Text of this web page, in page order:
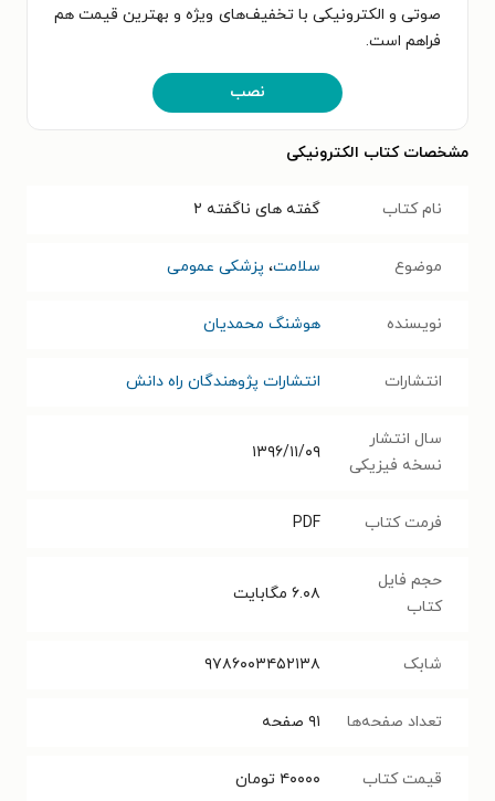
صوتی و الکترونیکی با تخفیف‌های ویژه و بهترین قیمت هم
فراهم است.
نصب
مشخصات کتاب الکترونیکی
نام کتاب گفته های ناگفته ۲
موضوع سلامت، پزشکی عمومی
نویسنده هوشنگ محمدیان
انتشارات انتشارات پژوهندگان راه دانش
سال انتشار
نسخه فیزیکی
۱۳۹۶/۱۱/۰۹
فرمت کتاب PDF
حجم فایل
کتاب
۶.۰۸ مگابایت
شابک ۹۷۸۶۰۰۳۴۵۲۱۳۸
تعداد صفحه‌ها ۹۱ صفحه
قیمت کتاب ۴۰۰۰۰ تومان